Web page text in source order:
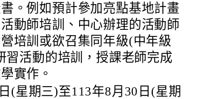
。例如預計參加亮點基地計畫
動師培訓、中心辦理的活動師
培訓或欲召集同年級(中年級
習活動的培訓，授課老師完成
實作。
(星期三)至113年8月30日(星期